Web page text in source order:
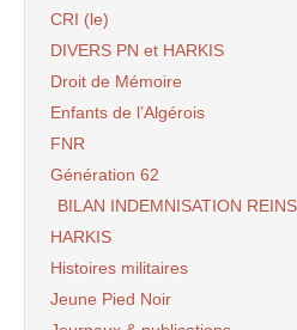
CRI (le)
DIVERS PN et HARKIS
Droit de Mémoire
Enfants de l’Algérois
FNR
Génération 62
BILAN INDEMNISATION
HARKIS
Histoires militaires
Jeune Pied Noir